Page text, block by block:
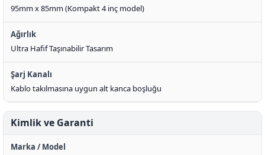
95mm x 85mm (Kompakt 4 inç model)
Ağırlık
Ultra Hafif Taşınabilir Tasarım
Şarj Kanalı
Kablo takılmasına uygun alt kanca boşluğu
Kimlik ve Garanti
Marka / Model